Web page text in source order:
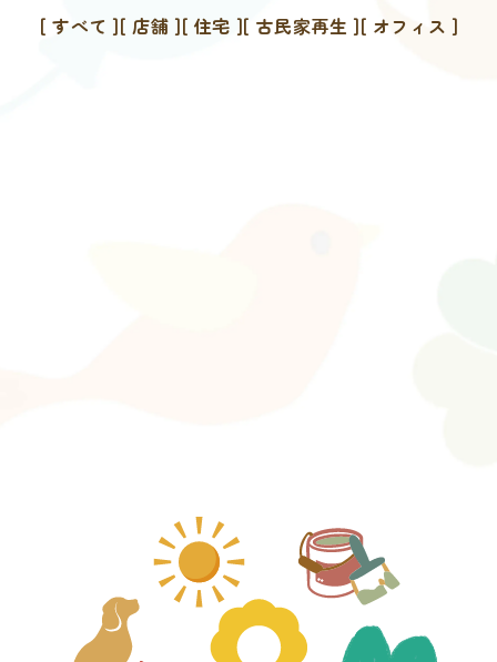
[ すべて ][ 店舗 ][ 住宅 ][ 古民家再生 ][ オフィス ]